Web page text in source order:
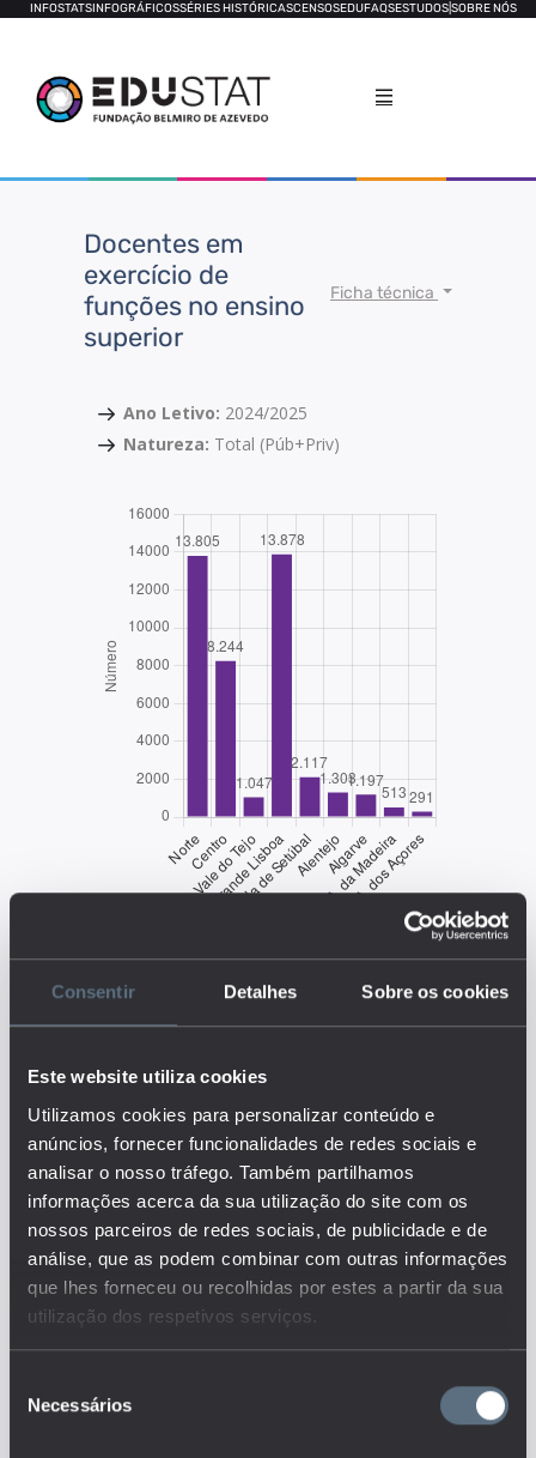
Consentir Detalhes Sobre os cookies
Este website utiliza cookies
Utilizamos cookies para personalizar conteúdo e
anúncios, fornecer funcionalidades de redes sociais e
analisar o nosso tráfego. Também partilhamos
informações acerca da sua utilização do site com os
nossos parceiros de redes sociais, de publicidade e de
análise, que as podem combinar com outras informações
que lhes forneceu ou recolhidas por estes a partir da sua
utilização dos respetivos serviços.
Necessários
INFOSTATSINFOGRÁFICOSSÉRIES HISTÓRICASCENSOSEDUFAQSESTUDOSSOBRE NÓS
Docentes em
exercício de
funções no ensino
superior
Ficha técnica
Ano Letivo: 2024/2025
Natureza: Total (Púb+Priv)
O indicador representa o número
que se encontram em funções
nas várias áreas geográficas,
por natureza da instituição
(pública/privada).
Este é um dos indicadores do
conjunto que responde às
questões:
Quantos são e como se
distribuem os docentes,
colaboradores não-docentes e